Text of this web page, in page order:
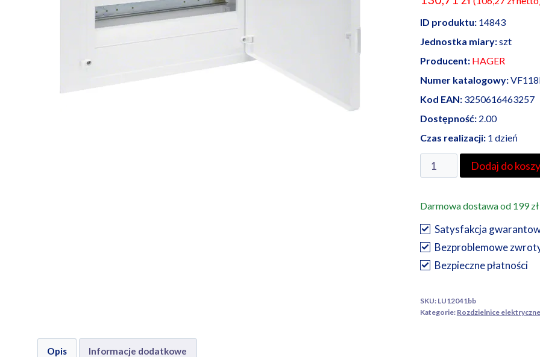
ID produktu:14843
Jednostka miary:szt
Producent: HAGER
Numer katalogowy:
Kod EAN:3250616463257
Dostępność:2.00
Czas realizacji:1 dzień
ilość
HAGER
podtynkowa
Golf
VF118
PD
Dodaj do
Darmowa dostawa od 199 zł
Satysfakcja
Bezproblemowe
Bezpieczne płatności
SKU: LU12041bb
Kategorie: Rozdzielnice elektryczne
Opis Informacje dodatkowe